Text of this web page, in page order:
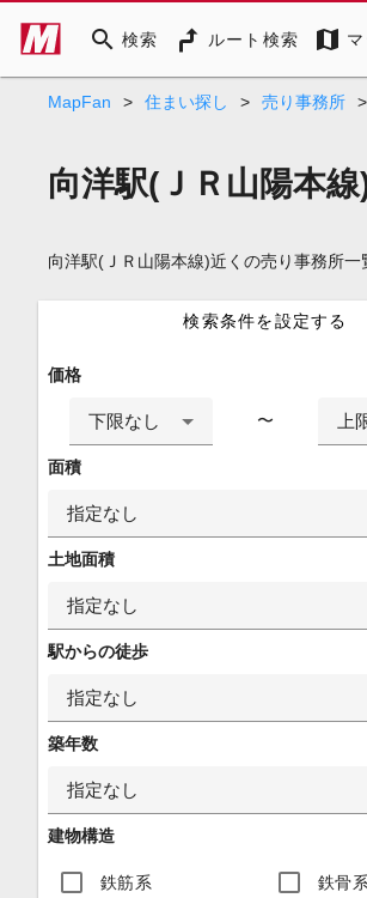
search 検索 ルート検索 map
MapFan > 住まい探し > 売り事務所 >
向洋駅(ＪＲ山陽本
向洋駅(ＪＲ山陽本線)近くの売り事務所
検索条件を設定する
価格
下限なし 〜 上
面積
指定なし
土地面積
指定なし
駅からの徒歩
指定なし
築年数
指定なし
建物構造
鉄筋系 鉄骨系